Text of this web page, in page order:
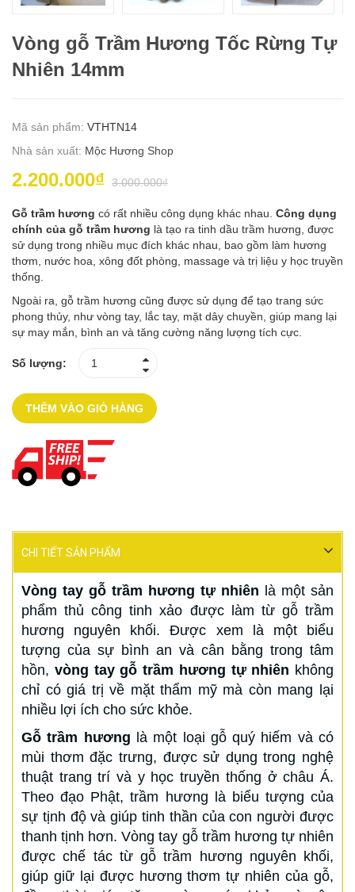
Vòng gỗ Trầm Hương Tốc Rừng Tự
Nhiên 14mm
Mã sản phẩm: VTHTN14
Nhà sản xuất: Mộc Hương Shop
2.200.000₫ 3.000.000₫
Gỗ trầm hương có rất nhiều công dụng khác nhau. Công dụng
chính của gỗ trầm hương là tạo ra tinh dầu trầm hương, được
sử dụng trong nhiều mục đích khác nhau, bao gồm làm hương
thơm, nước hoa, xông đốt phòng, massage và trị liệu y học truyền
thống.
Ngoài ra, gỗ trầm hương cũng được sử dụng để tạo trang sức
phong thủy, như vòng tay, lắc tay, mặt dây chuyền, giúp mang lại
sự may mắn, bình an và tăng cường năng lượng tích cực.
Số lượng:
THÊM VÀO GIỎ HÀNG
CHI TIẾT SẢN PHẨM
Vòng tay gỗ trầm hương tự nhiên là một sản
phẩm thủ công tinh xảo được làm từ gỗ trầm
hương nguyên khối. Được xem là một biểu
tượng của sự bình an và cân bằng trong tâm
hồn, vòng tay gỗ trầm hương tự nhiên không
chỉ có giá trị về mặt thẩm mỹ mà còn mang lại
nhiều lợi ích cho sức khỏe.
Gỗ trầm hương là một loại gỗ quý hiếm và có
mùi thơm đặc trưng, được sử dụng trong nghệ
thuật trang trí và y học truyền thống ở châu Á.
Theo đạo Phật, trầm hương là biểu tượng của
sự tịnh độ và giúp tinh thần của con người được
thanh tịnh hơn. Vòng tay gỗ trầm hương tự nhiên
được chế tác từ gỗ trầm hương nguyên khối,
giúp giữ lại được hương thơm tự nhiên của gỗ,